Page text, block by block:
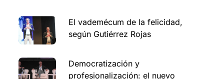
El vademécum de la felicidad,
según Gutiérrez Rojas
Democratización y
profesionalización: el nuevo